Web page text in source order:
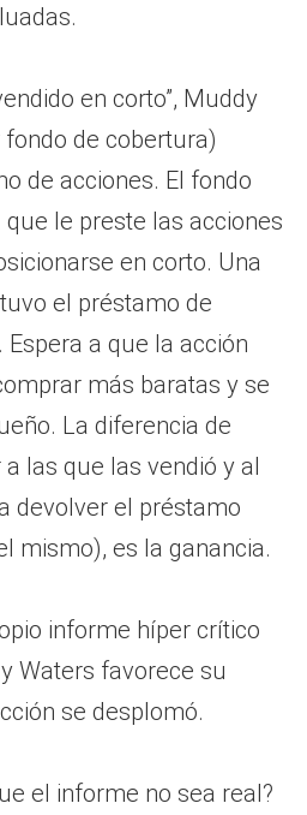
en corto”, Muddy
de cobertura)
de acciones. El fondo
le preste las acciones
en corto. Una
el préstamo de
a que la acción
más baratas y se
La diferencia de
las que las vendió y al
devolver el préstamo
mismo), es la ganancia.
informe híper crítico
Waters favorece su
se desplomó.
el informe no sea real?